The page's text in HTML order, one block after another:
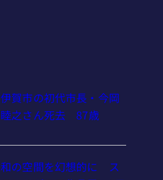
伊賀市の初代市長・今岡
睦之さん死去 87歳
和の空間を幻想的に ス